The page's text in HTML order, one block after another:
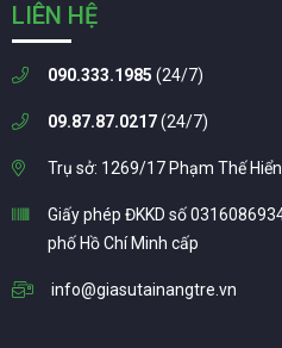
LIÊN HỆ
090.333.1985 (24/7)
09.87.87.0217(24/7)
Trụ sở: 1269/17 Phạm Thế
Giấy phép ĐKKD số
phố Hồ Chí Minh cấp
info@giasutainangtre.vn